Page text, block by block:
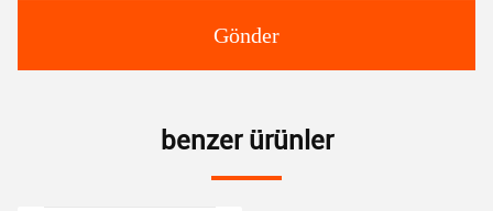
Gönder
benzer ürünler